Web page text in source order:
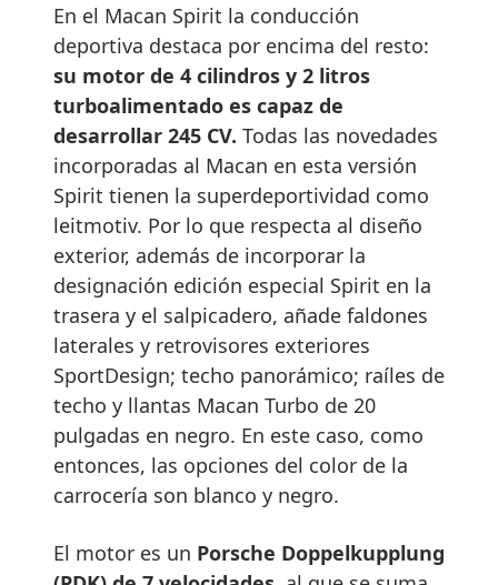
En el Macan Spirit la conducción
deportiva destaca por encima del resto:
su motor de 4 cilindros y 2 litros
turboalimentado es capaz de
desarrollar 245 CV. Todas las novedades
incorporadas al Macan en esta versión
Spirit tienen la superdeportividad como
leitmotiv. Por lo que respecta al diseño
exterior, además de incorporar la
designación edición especial Spirit en la
trasera y el salpicadero, añade faldones
laterales y retrovisores exteriores
SportDesign; techo panorámico; raíles de
techo y llantas Macan Turbo de 20
pulgadas en negro. En este caso, como
entonces, las opciones del color de la
carrocería son blanco y negro.
El motor es un Porsche Doppelkupplung